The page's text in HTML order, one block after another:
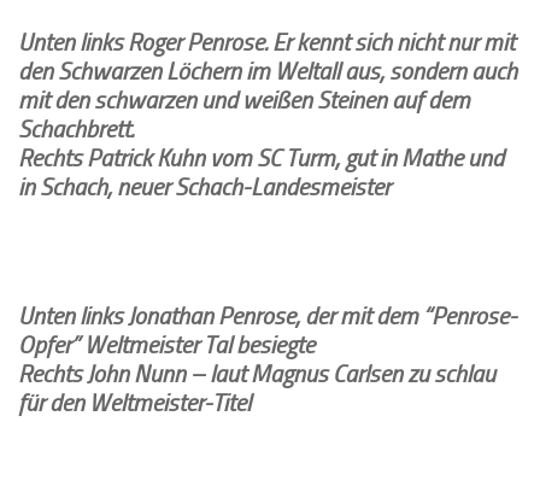
Unten links Roger Penrose. Er kennt sich nicht nur mit
den Schwarzen Löchern im Weltall aus, sondern auch
mit den schwarzen und weißen Steinen auf dem
Schachbrett.
Rechts Patrick Kuhn vom SC Turm, gut in Mathe und
in Schach, neuer Schach-Landesmeister
Unten links Jonathan Penrose, der mit dem “Penrose-
Opfer” Weltmeister Tal besiegte
Rechts John Nunn – laut Magnus Carlsen zu schlau
für den Weltmeister-Titel